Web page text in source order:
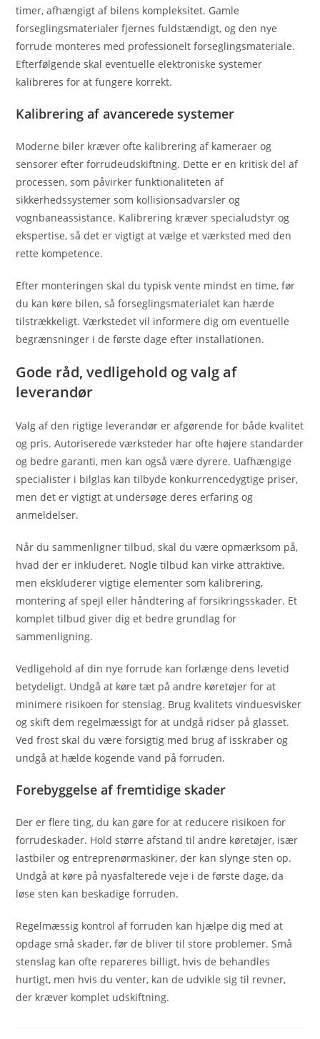
timer, afhængigt af bilens kompleksitet. Gamle
forseglingsmaterialer fjernes fuldstændigt, og den nye
forrude monteres med professionelt forseglingsmateriale.
Efterfølgende skal eventuelle elektroniske systemer
kalibreres for at fungere korrekt.
Kalibrering af avancerede systemer
Moderne biler kræver ofte kalibrering af kameraer og
sensorer efter forrudeudskiftning. Dette er en kritisk del af
processen, som påvirker funktionaliteten af
sikkerhedssystemer som kollisionsadvarsler og
vognbaneassistance. Kalibrering kræver specialudstyr og
ekspertise, så det er vigtigt at vælge et værksted med den
rette kompetence.
Efter monteringen skal du typisk vente mindst en time, før
du kan køre bilen, så forseglingsmaterialet kan hærde
tilstrækkeligt. Værkstedet vil informere dig om eventuelle
begrænsninger i de første dage efter installationen.
Gode råd, vedligehold og valg af
leverandør
Valg af den rigtige leverandør er afgørende for både kvalitet
og pris. Autoriserede værksteder har ofte højere standarder
og bedre garanti, men kan også være dyrere. Uafhængige
specialister i bilglas kan tilbyde konkurrencedygtige priser,
men det er vigtigt at undersøge deres erfaring og
anmeldelser.
Når du sammenligner tilbud, skal du være opmærksom på,
hvad der er inkluderet. Nogle tilbud kan virke attraktive,
men ekskluderer vigtige elementer som kalibrering,
montering af spejl eller håndtering af forsikringsskader. Et
komplet tilbud giver dig et bedre grundlag for
sammenligning.
Vedligehold af din nye forrude kan forlænge dens levetid
betydeligt. Undgå at køre tæt på andre køretøjer for at
minimere risikoen for stenslag. Brug kvalitets vinduesvisker
og skift dem regelmæssigt for at undgå ridser på glasset.
Ved frost skal du være forsigtig med brug af isskraber og
undgå at hælde kogende vand på forruden.
Forebyggelse af fremtidige skader
Der er flere ting, du kan gøre for at reducere risikoen for
forrudeskader. Hold større afstand til andre køretøjer, især
lastbiler og entreprenørmaskiner, der kan slynge sten op.
Undgå at køre på nyasfalterede veje i de første dage, da
løse sten kan beskadige forruden.
Regelmæssig kontrol af forruden kan hjælpe dig med at
opdage små skader, før de bliver til store problemer. Små
stenslag kan ofte repareres billigt, hvis de behandles
hurtigt, men hvis du venter, kan de udvikle sig til revner,
der kræver komplet udskiftning.